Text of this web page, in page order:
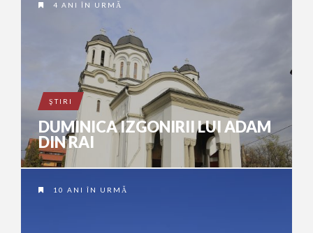
4 ANI ÎN URMĂ
ŞTIRI
DUMINICA IZGONIRII LUI ADAM
DIN RAI
10 ANI ÎN URMĂ